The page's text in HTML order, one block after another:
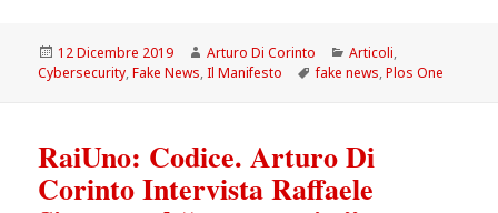
Scritto
il
12 Dicembre 2019 Autore
Arturo Di Corinto Categorie
Articoli,
Cybersecurity,Fake News,Il Manifesto Tag
fake news,Plos One
RaiUno: Codice. Arturo Di
Corinto Intervista Raffaele